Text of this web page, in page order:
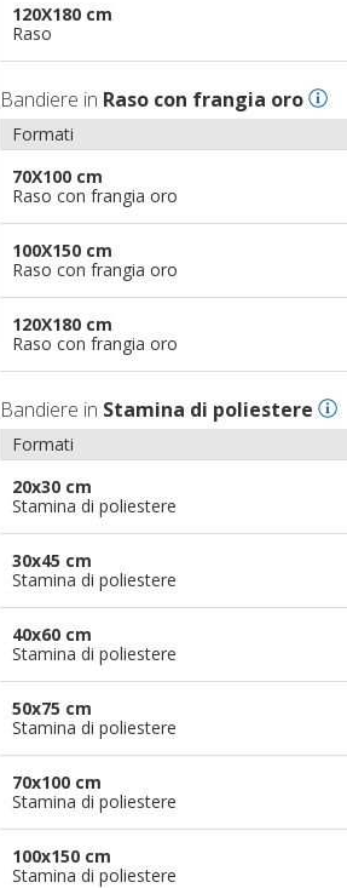
120X180 cm
Raso
Bandiere in Raso con frangia oro
Formati
70X100 cm
Raso con frangia oro
100X150 cm
Raso con frangia oro
120X180 cm
Raso con frangia oro
Bandiere in Stamina di poliestere
Formati
20x30 cm
Stamina di poliestere
30x45 cm
Stamina di poliestere
40x60 cm
Stamina di poliestere
50x75 cm
Stamina di poliestere
70x100 cm
Stamina di poliestere
100x150 cm
Stamina di poliestere